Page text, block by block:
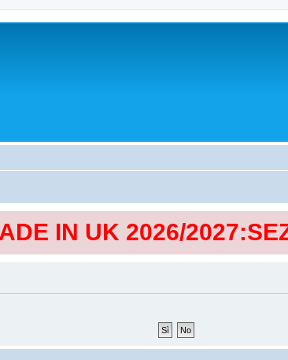
IN UK 2026/